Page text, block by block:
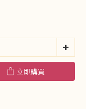
立即購買